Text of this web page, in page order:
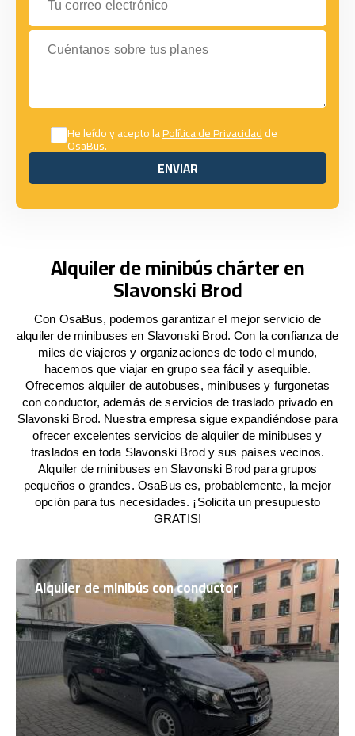
Cuéntanos sobre tus planes
He leído y acepto laPolítica de Privacidadde
OsaBus.
ENVIAR
ENVIAR
Alquiler de minibús chárter en
Slavonski Brod
Con OsaBus, podemos garantizar el mejor servicio de
alquiler de minibuses en Slavonski Brod. Con la confianza de
miles de viajeros y organizaciones de todo el mundo,
hacemos que viajar en grupo sea fácil y asequible.
Ofrecemos alquiler de autobuses, minibuses y furgonetas
con conductor, además de servicios de traslado privado en
Slavonski Brod. Nuestra empresa sigue expandiéndose para
ofrecer excelentes servicios de alquiler de minibuses y
traslados en toda Slavonski Brod y sus países vecinos.
Alquiler de minibuses en Slavonski Brod para grupos
pequeños o grandes. OsaBus es, probablemente, la mejor
opción para tus necesidades. ¡Solicita un presupuesto
GRATIS!
Alquiler de minibús con conductor